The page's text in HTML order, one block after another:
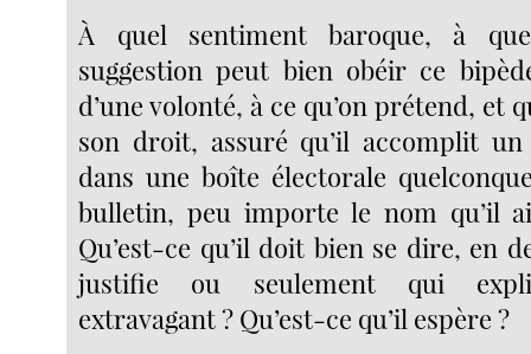
À quel sentiment baroque, à
suggestion peut bien obéir ce
d’une volonté, à ce qu’on prétend, et
son droit, assuré qu’il accomplit
dans une boîte électorale
bulletin, peu importe le nom qu’il
Qu’est-ce qu’il doit bien se dire, en
justifie ou seulement qui
extravagant ? Qu’est-ce qu’il espère ?